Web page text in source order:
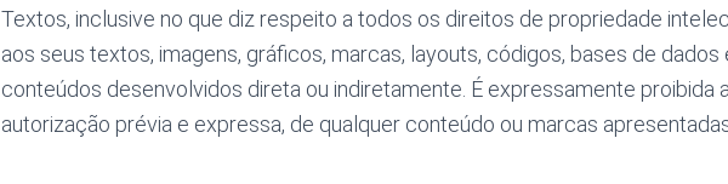
Textos, inclusive no que diz respeito a todos os direitos de propriedade
aos seus textos, imagens, gráficos, marcas, layouts, códigos, bases de dados
conteúdos desenvolvidos direta ou indiretamente. É expressamente proibida
autorização prévia e expressa, de qualquer conteúdo ou marcas